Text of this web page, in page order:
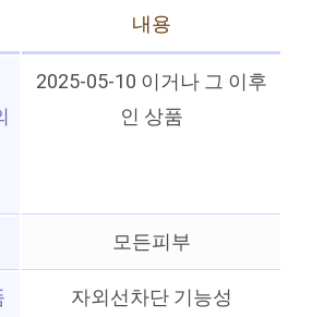
내용
2025-05-10 이거나 그 이후
인 상품
모든피부
자외선차단 기능성